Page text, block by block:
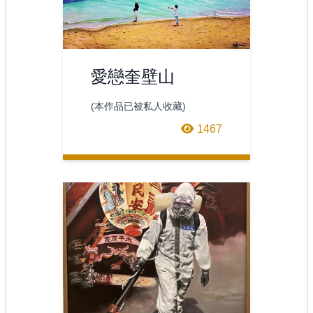
愛戀奎壁山
(本作品已被私人收藏)
1467